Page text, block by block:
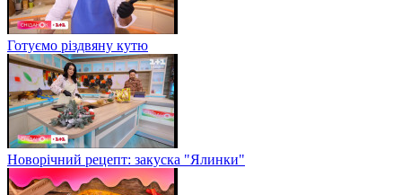
Готуємо різдвяну кутю
Новорічний рецепт: закуска "Ялинки"